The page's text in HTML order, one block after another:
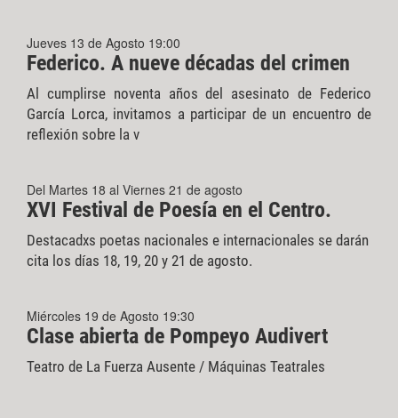
Jueves 13 de Agosto 19:00
Federico. A nueve décadas del crimen
Al cumplirse noventa años del asesinato de Federico
García Lorca, invitamos a participar de un encuentro de
reflexión sobre la v
Del Martes 18 al Viernes 21 de agosto
XVI Festival de Poesía en el Centro.
Destacadxs poetas nacionales e internacionales se darán
cita los días 18, 19, 20 y 21 de agosto.
Miércoles 19 de Agosto 19:30
Clase abierta de Pompeyo Audivert
Teatro de La Fuerza Ausente / Máquinas Teatrales